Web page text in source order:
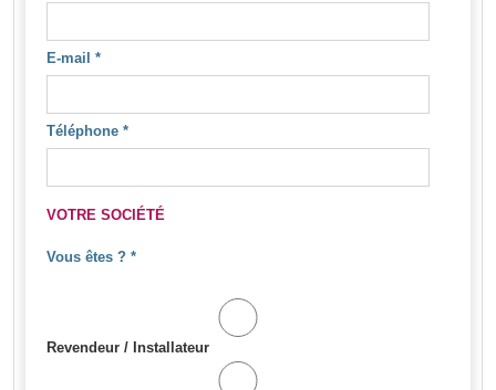
E-mail *
Téléphone *
VOTRE SOCIÉTÉ
Vous êtes ? *
Revendeur / Installateur